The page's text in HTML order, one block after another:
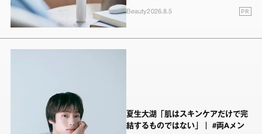
Beauty2026.8.5 PR
夏生大湖「肌はスキンケアだけで完
結するものではない」｜ #両Aメン